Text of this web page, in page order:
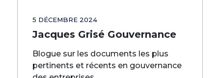
5 DÉCEMBRE 2024
Jacques Grisé Gouvernance
Blogue sur les documents les plus
pertinents et récents en gouvernance